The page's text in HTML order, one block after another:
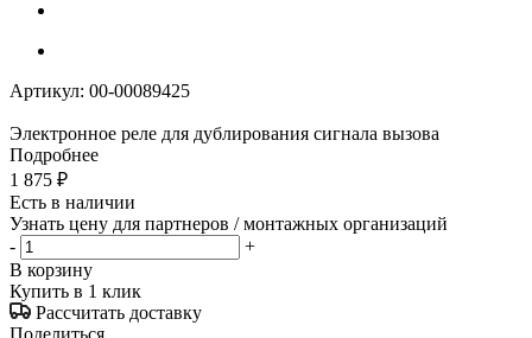
Артикул: 00-00089425
Электронное реле для дублирования сигнала вызова
Подробнее
1 875 ₽
Есть в наличии
Узнать цену для партнеров / монтажных организаций
-
+
В корзину
Купить в 1 клик
Рассчитать доставку
Поделиться